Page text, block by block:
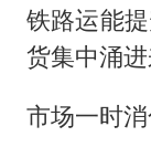
铁路运能
货集中涌进
市场一时